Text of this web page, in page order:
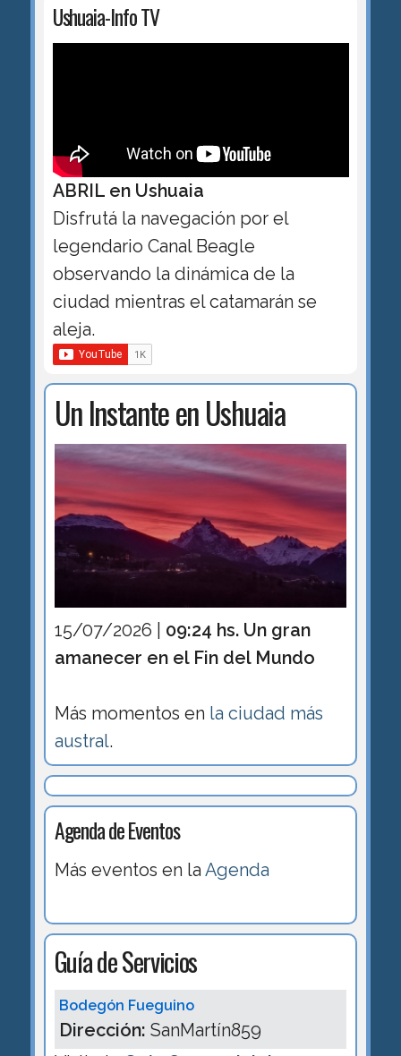
Ushuaia-Info TV
ABRIL en Ushuaia
Disfrutá la navegación por el
legendario Canal Beagle
observando la dinámica de la
ciudad mientras el catamarán se
aleja.
Un Instante en Ushuaia
15/07/2026 | 09:24 hs. Un gran
amanecer en el Fin del Mundo
Más momentos en la ciudad más
austral.
Agenda de Eventos
Más eventos en la Agenda
Guía de Servicios
Bodegón Fueguino
Dirección: SanMartín859